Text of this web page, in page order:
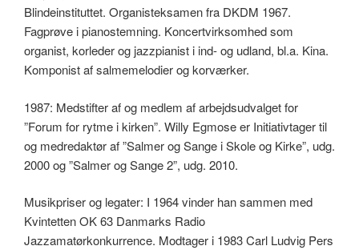
Blindeinstituttet. Organisteksamen fra DKDM 1967.
Fagprøve i pianostemning. Koncertvirksomhed som
organist, korleder og jazzpianist i ind- og udland, bl.a. Kina.
Komponist af salmemelodier og korværker.
1987: Medstifter af og medlem af arbejdsudvalget for
”Forum for rytme i kirken”. Willy Egmose er Initiativtager til
og medredaktør af ”Salmer og Sange i Skole og Kirke”, udg.
2000 og ”Salmer og Sange 2”, udg. 2010.
Musikpriser og legater: I 1964 vinder han sammen med
Kvintetten OK 63 Danmarks Radio
Jazzamatørkonkurrence. Modtager i 1983 Carl Ludvig Pers